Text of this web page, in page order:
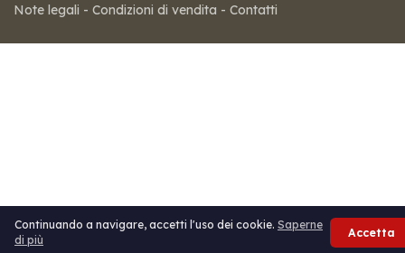
Continuando a navigare, accetti l'uso dei cookie. Saperne
di più
Accetta
Note legali - Condizioni di vendita - Contatti